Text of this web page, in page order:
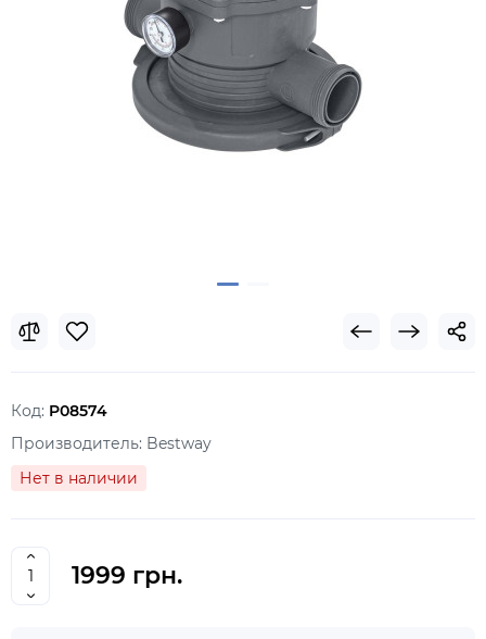
Код: P08574
Производитель: Bestway
Нет в наличии
1999 грн.